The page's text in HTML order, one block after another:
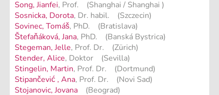
Song, Jianfei, Prof. (Shanghai / Shanghai )
Sosnicka, Dorota, Dr. habil. (Szczecin)
Sovinec, Tomáš, PhD. (Bratislava)
Štefaňáková, Jana, PhD. (Banská Bystrica)
Stegeman, Jelle, Prof. Dr. (Zürich)
Stender, Alice, Doktor (Sevilla)
Stingelin, Martin, Prof. Dr. (Dortmund)
Stipančević , Ana, Prof. Dr. (Novi Sad)
Stojanovic, Jovana (Beograd)